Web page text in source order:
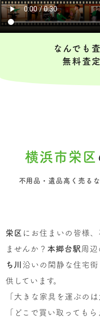
なんでも
無料査
横浜市栄区
不用品・遺品高く売る
栄区 にお住まいの皆様
ませんか？ 本郷台駅 周辺
ち川 沿いの閑静な住宅街
供しています。
「大きな家具を運ぶのは
「どこで買い取ってもら